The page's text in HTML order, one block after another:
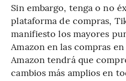
Sin embargo, tenga o no
plataforma de compras,
manifiesto los mayores
Amazon en las compras en
Amazon tendrá que
cambios más amplios en